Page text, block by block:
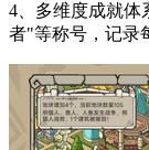
4、多维度成就
者"等称号，记录